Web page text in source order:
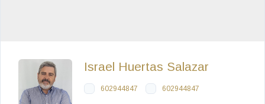
Israel Huertas Salazar
602944847 602944847